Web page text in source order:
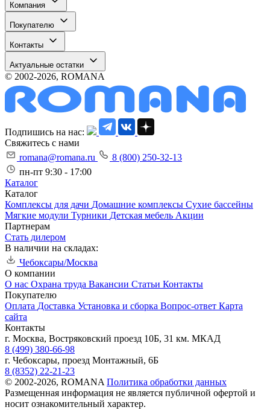
Компания
Покупателю
Контакты
Актуальные остатки
© 2002-2026, ROMANA
Подпишись на нас:
Свяжитесь с нами
romana@romana.ru
8 (800) 250-32-13
пн-пт 9:30 - 17:00
Каталог
Каталог
Комплексы для дачи Домашние комплексы Сухие бассейны
Мягкие модули Турники Детская мебель Акции
Партнерам
Стать дилером
В наличии на складах:
Чебоксары/Москва
О компании
О нас Охрана труда Вакансии Статьи Контакты
Покупателю
Оплата Доставка Установка и сборка Вопрос-ответ Карта
сайта
Контакты
г. Москва, Востряковский проезд 10Б, 31 км. МКАД
8 (499) 380-66-98
г. Чебоксары, проезд Монтажный, 6Б
8 (8352) 22-21-23
© 2002-2026, ROMANA Политика обработки данных
Размещенная информация не является публичной офертой и
носит ознакомительный характер.